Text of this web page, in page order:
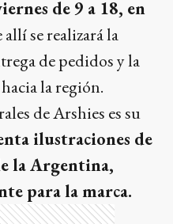
de 9 a 18, en
allí se realizará la
de pedidos y la
la región.
de Arshies es su
ilustraciones de
la Argentina,
para la marca.